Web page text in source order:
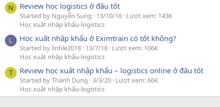
N Review học logistics ở đâu tốt
Started by Nguyễn Sung 13/10/18 Lượt xem: 143K
Học xuất nhập khẩu-logistics
L Học xuất nhập khẩu ở Eximtrain có tốt không?
Started by linhle2018 13/7/18 Lượt xem: 106K
Học xuất nhập khẩu-logistics
T Review học xuất nhập khẩu – logistics online ở đâu tốt
Started by Thành Dung 3/3/20 Lượt xem: 66K
Học xuất nhập khẩu-logistics